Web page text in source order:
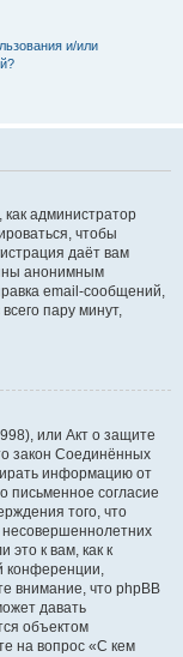
и/или
как администратор
чтобы
даёт вам
анонимным
email-сообщений,
пару минут,
или Акт о защите
закон Соединённых
информацию от
письменное согласие
того, что
к вам, как к
конференции,
внимание, что phpBB
давать
объектом
на вопрос «С кем